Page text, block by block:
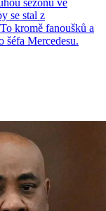
se stal z
kromě fanoušků a
šéfa Mercedesu.